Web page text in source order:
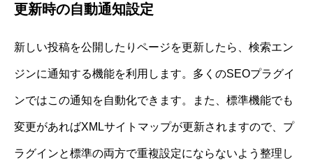
更新時の自動通知設定
新しい投稿を公開したりページを更新したら、検索エン
ジンに通知する機能を利用します。多くのSEOプラグイ
ンではこの通知を自動化できます。また、標準機能でも
変更があればXMLサイトマップが更新されますので、プ
ラグインと標準の両方で重複設定にならないよう整理し